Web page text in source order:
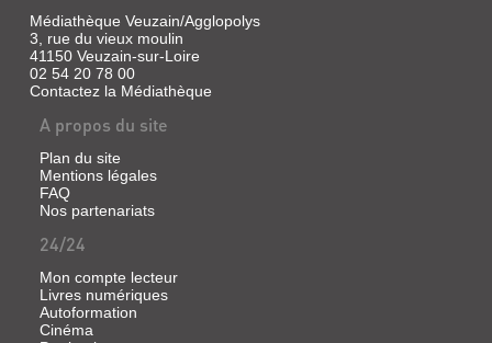
Médiathèque Veuzain/Agglopolys
3, rue du vieux moulin
41150 Veuzain-sur-Loire
02 54 20 78 00
Contactez la Médiathèque
A propos du site
Plan du site
Mentions légales
FAQ
Nos partenariats
24/24
Mon compte lecteur
Livres numériques
Autoformation
Cinéma